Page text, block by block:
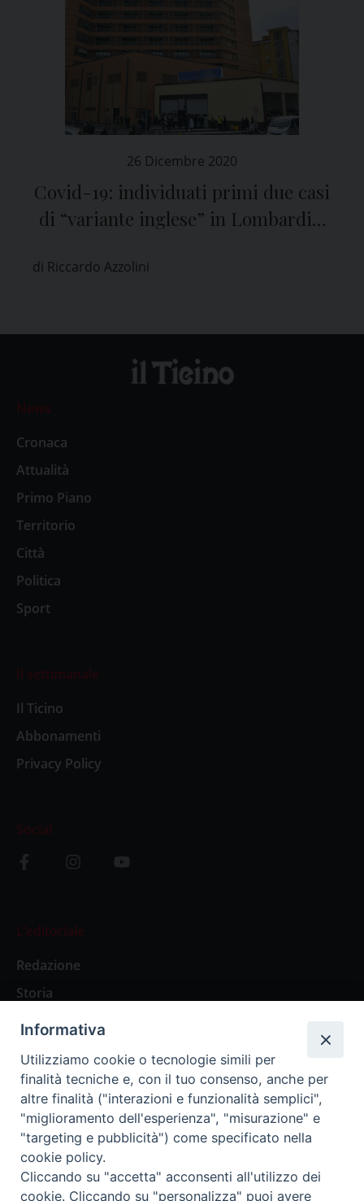
26 Dicembre 2020
Covid-19: individuati primi due casi
di “variante inglese” in Lombardia,
di Riccardo Azzolini
News
Cronaca
Attualità
Primo Piano
Territorio
Città
Politica
Sport
Il settimanale
Il Ticino
Abbonamenti
Privacy Policy
Social
L’editoriale
Redazione
Storia
Abbonamenti
Abbonamento Annuale Digitale
Abbonamento Annuale Cartaceo
Abbonamento Singola Copia Digitale
Informativa
Utilizziamo cookie o tecnologie simili per
finalità tecniche e, con il tuo consenso, anche per
altre finalità ("interazioni e funzionalità semplici",
"miglioramento dell'esperienza", "misurazione" e
"targeting e pubblicità") come specificato nella
cookie policy.
Cliccando su "accetta" acconsenti all'utilizzo dei
cookie. Cliccando su "personalizza" puoi avere